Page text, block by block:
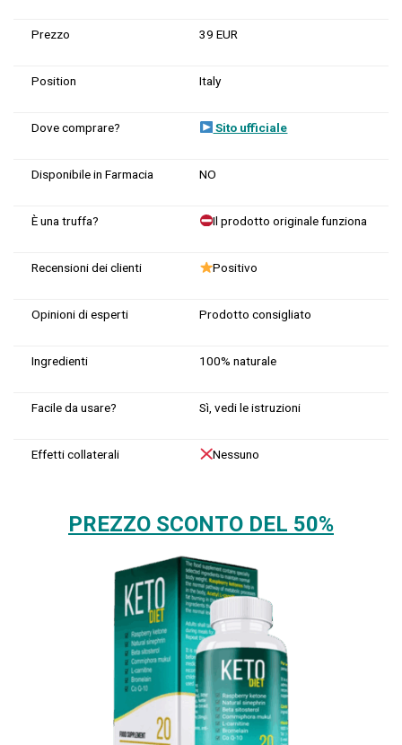
Prezzo 39 EUR
Position Italy
Dove comprare? Sito ufficiale
Disponibile in Farmacia NO
È una truffa? Il prodotto originale funziona
Recensioni dei clienti Positivo
Opinioni di esperti Prodotto consigliato
Ingredienti 100% naturale
Facile da usare? Sì, vedi le istruzioni
Effetti collaterali Nessuno
PREZZO SCONTO DEL 50%